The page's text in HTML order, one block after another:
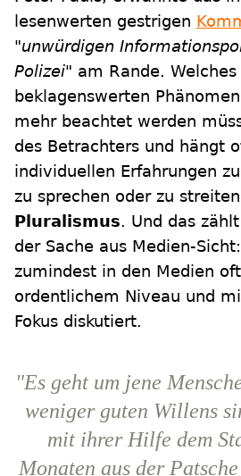
lesenwerten gestrigen
"unwürdigen
Polizei" am Rande. Welches
beklagenswerten
mehr beachtet werden
des Betrachters und hängt
individuellen Erfahrungen
zu sprechen oder zu
Pluralismus. Und das
der Sache aus Medien-
zumindest in den Medien
ordentlichem Niveau und
Fokus diskutiert.
"Es geht um jene
weniger guten Willens
mit ihrer Hilfe dem
Monaten aus der